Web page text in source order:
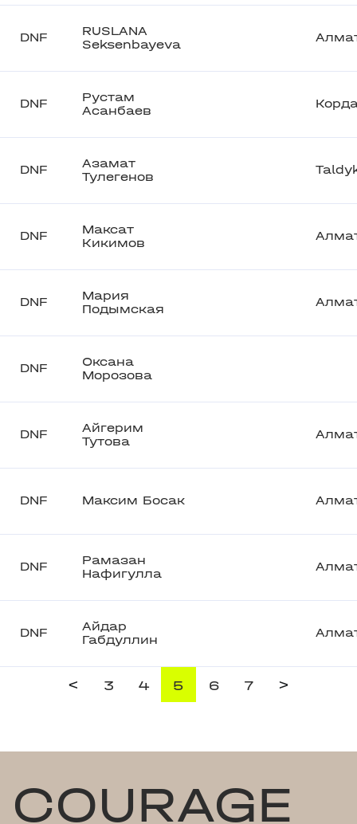
DNF
RUSLANA
Seksenbayeva
DNF
Рустам
Асанбаев
DNF
Азамат
Тулегенов
DNF
Максат
Кикимов
DNF
Мария
Подымская
DNF
Оксана
Морозова
DNF
Айгерим
Тутова
DNF Максим Босак
DNF
Рамазан
Нафигулла
DNF
Айдар
Габдуллин
< 3 4 5 6 7 >
COURAGE